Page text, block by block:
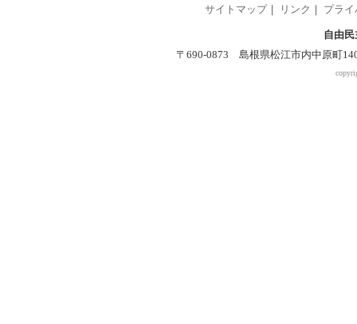
サイトマップ｜ リンク プラ
自由
〒690-0873 島根県松江市内中原町